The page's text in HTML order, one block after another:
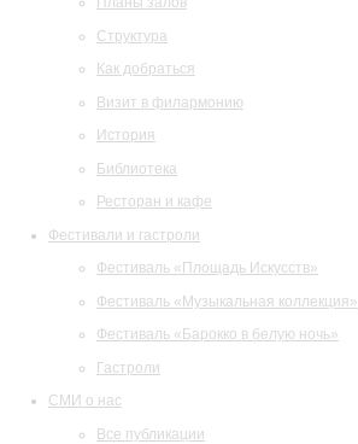
Структура
Как добраться
Визит в филармонию
История
Библиотека
Ресторан и кафе
Фестивали и гастроли
Фестиваль «Площадь Искусств»
Фестиваль «Музыкальная коллекция»
Фестиваль «Барокко в белую ночь»
Гастроли
СМИ о нас
Все публикации